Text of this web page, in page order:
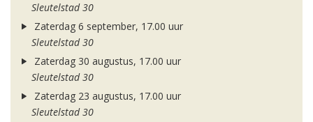
Sleutelstad 30
Zaterdag 6 september, 17.00 uur
Sleutelstad 30
Zaterdag 30 augustus, 17.00 uur
Sleutelstad 30
Zaterdag 23 augustus, 17.00 uur
Sleutelstad 30